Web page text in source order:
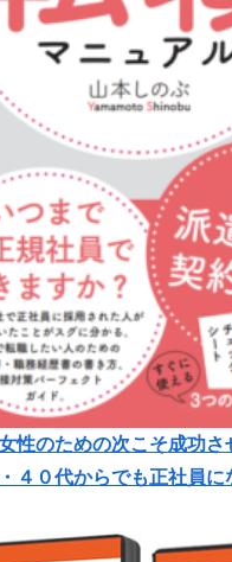
性のための次こそ成功さ
４０代からでも正社員に